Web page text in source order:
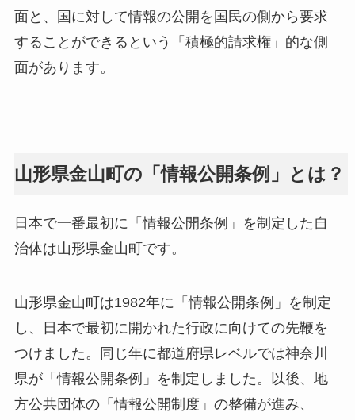
面と、国に対して情報の公開を国民の側から要求
することができるという「積極的請求権」的な側
面があります。
山形県金山町の「情報公開条例」とは？
日本で一番最初に「情報公開条例」を制定した自
治体は山形県金山町です。
山形県金山町は1982年に「情報公開条例」を制定
し、日本で最初に開かれた行政に向けての先鞭を
つけました。同じ年に都道府県レベルでは神奈川
県が「情報公開条例」を制定しました。以後、地
方公共団体の「情報公開制度」の整備が進み、